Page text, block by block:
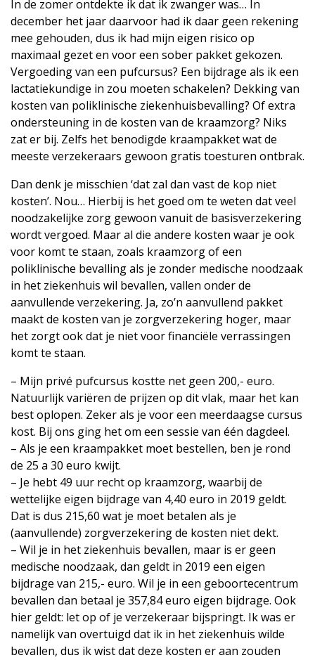
In de zomer ontdekte ik dat ik zwanger was… In
december het jaar daarvoor had ik daar geen rekening
mee gehouden, dus ik had mijn eigen risico op
maximaal gezet en voor een sober pakket gekozen.
Vergoeding van een pufcursus? Een bijdrage als ik een
lactatiekundige in zou moeten schakelen? Dekking van
kosten van poliklinische ziekenhuisbevalling? Of extra
ondersteuning in de kosten van de kraamzorg? Niks
zat er bij. Zelfs het benodigde kraampakket wat de
meeste verzekeraars gewoon gratis toesturen ontbrak.
Dan denk je misschien ‘dat zal dan vast de kop niet
kosten’. Nou… Hierbij is het goed om te weten dat veel
noodzakelijke zorg gewoon vanuit de basisverzekering
wordt vergoed. Maar al die andere kosten waar je ook
voor komt te staan, zoals kraamzorg of een
poliklinische bevalling als je zonder medische noodzaak
in het ziekenhuis wil bevallen, vallen onder de
aanvullende verzekering. Ja, zo’n aanvullend pakket
maakt de kosten van je zorgverzekering hoger, maar
het zorgt ook dat je niet voor financiële verrassingen
komt te staan.
– Mijn privé pufcursus kostte net geen 200,- euro.
Natuurlijk variëren de prijzen op dit vlak, maar het kan
best oplopen. Zeker als je voor een meerdaagse cursus
kost. Bij ons ging het om een sessie van één dagdeel.
– Als je een kraampakket moet bestellen, ben je rond
de 25 a 30 euro kwijt.
– Je hebt 49 uur recht op kraamzorg, waarbij de
wettelijke eigen bijdrage van 4,40 euro in 2019 geldt.
Dat is dus 215,60 wat je moet betalen als je
(aanvullende) zorgverzekering de kosten niet dekt.
– Wil je in het ziekenhuis bevallen, maar is er geen
medische noodzaak, dan geldt in 2019 een eigen
bijdrage van 215,- euro. Wil je in een geboortecentrum
bevallen dan betaal je 357,84 euro eigen bijdrage. Ook
hier geldt: let op of je verzekeraar bijspringt. Ik was er
namelijk van overtuigd dat ik in het ziekenhuis wilde
bevallen, dus ik wist dat deze kosten er aan zouden